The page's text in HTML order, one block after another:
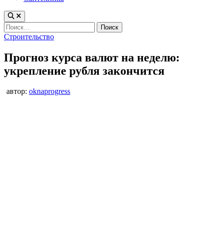
Найти:
Опубликовано
Строительство
Прогноз курса валют на неделю:
укрепление рубля закончится
автор: oknaprogress